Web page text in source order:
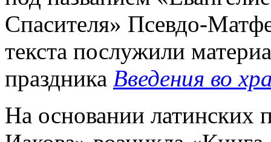
Спасителя» Псевдо-
текста послужили
праздника Введения во
На основании латинских